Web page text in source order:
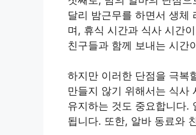
달리 밤근무를 하면서 생체
며, 휴식 시간과 식사 시간
친구들과 함께 보내는 시간
하지만 이러한 단점을 극복
만들지 않기 위해서는 식사
유지하는 것도 중요합니다.
됩니다. 또한, 알바 동료와